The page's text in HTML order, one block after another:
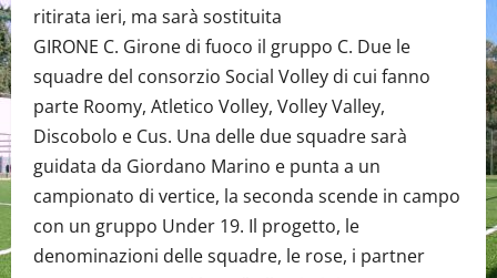
ritirata ieri, ma sarà sostituita
GIRONE C. Girone di fuoco il gruppo C. Due le
squadre del consorzio Social Volley di cui fanno
parte Roomy, Atletico Volley, Volley Valley,
Discobolo e Cus. Una delle due squadre sarà
guidata da Giordano Marino e punta a un
campionato di vertice, la seconda scende in campo
con un gruppo Under 19. Il progetto, le
denominazioni delle squadre, le rose, i partner